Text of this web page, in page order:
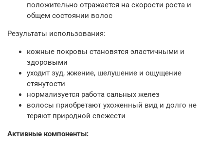
положительно отражается на скорости роста и
общем состоянии волос
Результаты использования:
кожные покровы становятся эластичными и
здоровыми
уходит зуд, жжение, шелушение и ощущение
стянутости
нормализуется работа сальных желез
волосы приобретают ухоженный вид и долго не
теряют природной свежести
Активные компоненты: